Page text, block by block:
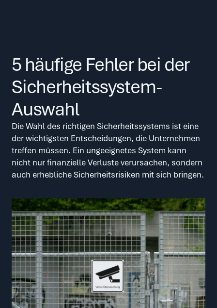
5 häufige Fehler bei der
Sicherheitssystem-
Auswahl
Die Wahl des richtigen Sicherheitssystems ist eine
der wichtigsten Entscheidungen, die Unternehmen
treffen müssen. Ein ungeeignetes System kann
nicht nur finanzielle Verluste verursachen, sondern